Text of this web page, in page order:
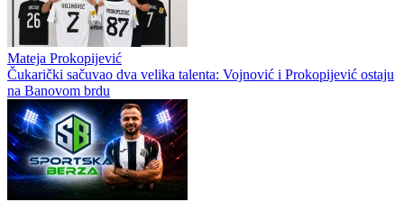
Mateja Prokopijević
Čukarički sačuvao dva velika talenta: Vojnović i Prokopijević ostaju
na Banovom brdu